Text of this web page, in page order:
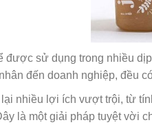
được sử dụng trong nhiều
đến doanh nghiệp, đều
nhiều lợi ích vượt trội, từ
là một giải pháp tuyệt vời